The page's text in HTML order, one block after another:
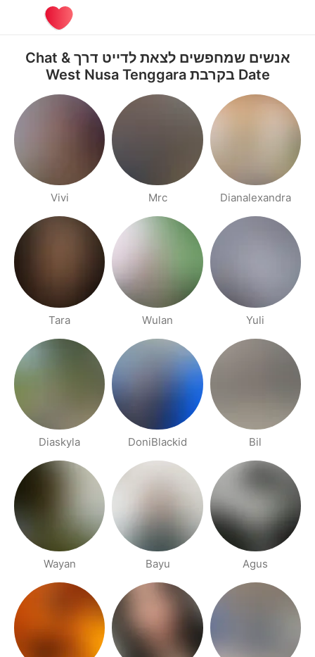
אנשים שמחפשים לצאת לדייט דרך Chat &
Date בקרבת West Nusa Tenggara
Dianalexandra
Mrc
Vivi
Yuli
Wulan
Tara
Bil
DoniBlackid
Diaskyla
Agus
Bayu
Wayan